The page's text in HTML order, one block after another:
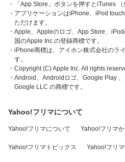
・「App Store」ボタンを押すとiTunes （
・アプリケーションはiPhone、iPod
ただけます。
・Apple、Appleのロゴ、App Store、
国のApple Inc.の登録商標です。
・iPhone商標は、アイホン株式会社のラ
す。
・Copyright (C) Apple Inc. All rights
・Android、Androidロゴ、Google Play
Google LLC の商標です。
Yahoo!フリマについて
Yahoo!フリマについて Yahoo!フリマ
Yahoo!フリマトピックス Yahoo!フリ